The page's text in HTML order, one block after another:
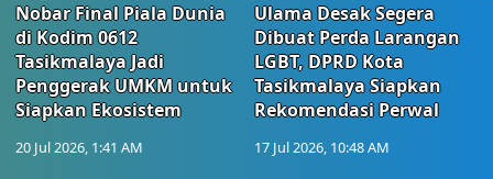
Nobar Final Piala Dunia
di Kodim 0612
Tasikmalaya Jadi
Penggerak UMKM untuk
Siapkan Ekosistem
20 Jul 2026, 1:41 AM
Ulama Desak Segera
Dibuat Perda Larangan
LGBT, DPRD Kota
Tasikmalaya Siapkan
Rekomendasi Perwal
17 Jul 2026, 10:48 AM